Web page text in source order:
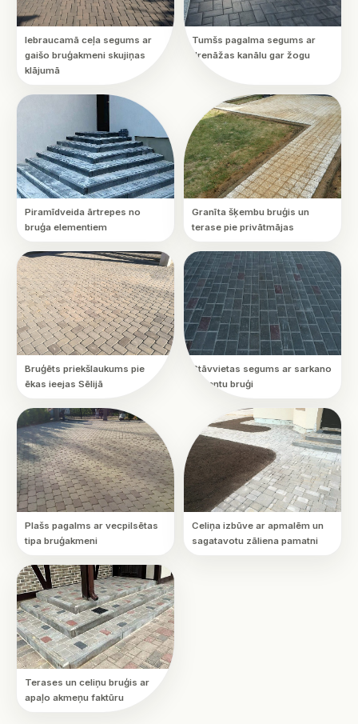
Iebraucamā ceļa segums ar
gaišo bruģakmeni skujiņas
klājumā
Tumšs pagalma segums ar
drenāžas kanālu gar žogu
Piramīdveida ārtrepes no
bruģa elementiem
Granīta šķembu bruģis un
terase pie privātmājas
Bruģēts priekšlaukums pie
ēkas ieejas Sēlijā
Stāvvietas segums ar sarkano
akcentu bruģi
Plašs pagalms ar vecpilsētas
tipa bruģakmeni
Celiņa izbūve ar apmalēm un
sagatavotu zāliena pamatni
Terases un celiņu bruģis ar
apaļo akmeņu faktūru